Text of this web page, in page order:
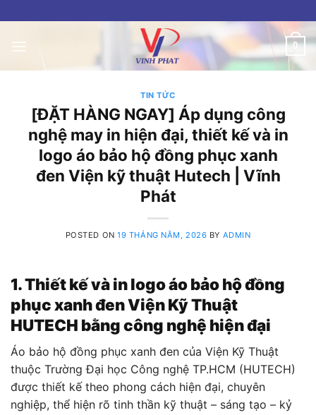
to
content
0
TIN TỨC
[ĐẶT HÀNG NGAY] Áp dụng công
nghệ may in hiện đại, thiết kế và in
logo áo bảo hộ đồng phục xanh
đen Viện kỹ thuật Hutech | Vĩnh
Phát
POSTED ON19 THÁNG NĂM, 2026 BY ADMIN
1. Thiết kế và in logo áo bảo hộ đồng
phục xanh đen Viện Kỹ Thuật
HUTECH bằng công nghệ hiện đại
Áo bảo hộ đồng phục xanh đen của Viện Kỹ Thuật
thuộc Trường Đại học Công nghệ TP.HCM (HUTECH)
được thiết kế theo phong cách hiện đại, chuyên
nghiệp, thể hiện rõ tinh thần kỹ thuật – sáng tạo – kỷ